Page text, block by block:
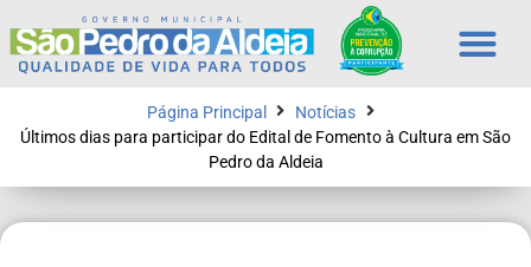
Página Principal
Notícias
Últimos dias para participar do Edital de Fomento à Cultura em São
Pedro da Aldeia